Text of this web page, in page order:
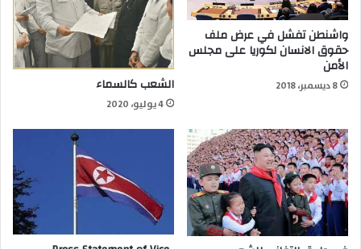
واشنطن تفشل في عرض ملف
حقوق الانسان لكوريا على مجلس
الأمن
8 ديسمبر، 2018 الشعب كالسماء
4 يوليو، 2020